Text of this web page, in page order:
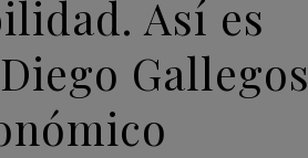
Así es
Gallegos